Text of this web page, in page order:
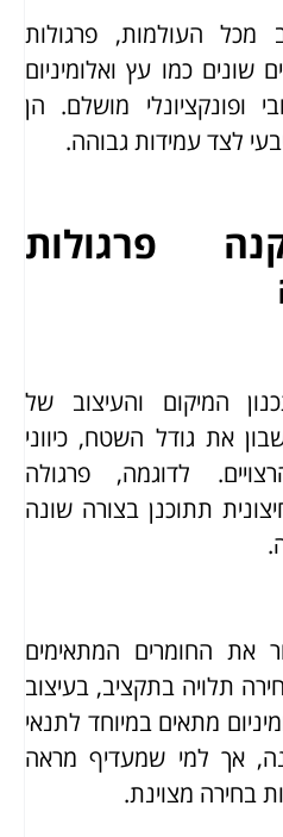
העולמות, פרגולות
שונים כמו עץ ואלומיניום
ופונקציונלי מושלם. הן
לצד עמידות גבוהה.
פרגולות
המיקום והעיצוב של
את גודל השטח, כיווני
לדוגמה, פרגולה
תתוכנן בצורה שונה
את החומרים המתאימים
תלויה בתקציב, בעיצוב
מתאים במיוחד לתנאי
אך למי שמעדיף מראה
בחירה מצוינת.